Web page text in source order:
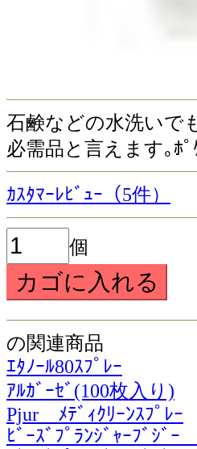
石鹸などの水洗いで
必需品と言えます｡ﾎ
ｶｽﾀﾏｰﾚﾋﾞｭｰ（5件）
個
の関連商品
ｴﾀﾉｰﾙ80ｽﾌﾟﾚｰ
ｱﾙｶﾞｰｾﾞ(100枚入り)
Pjur ﾒﾃﾞｨｸﾘｰﾝｽﾌﾟﾚｰ
ﾋﾞｰｽﾞﾌﾟﾗﾝｼﾞｬｰﾌﾞｼﾞｰ